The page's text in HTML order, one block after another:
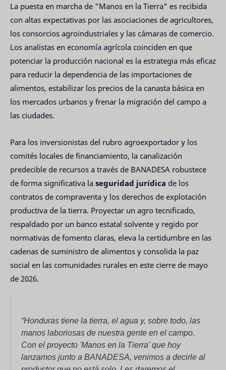
La puesta en marcha de "Manos en la Tierra" es recibida
con altas expectativas por las asociaciones de agricultores,
los consorcios agroindustriales y las cámaras de comercio.
Los analistas en economía agrícola coinciden en que
potenciar la producción nacional es la estrategia más eficaz
para reducir la dependencia de las importaciones de
alimentos, estabilizar los precios de la canasta básica en
los mercados urbanos y frenar la migración del campo a
las ciudades.
Para los inversionistas del rubro agroexportador y los
comités locales de financiamiento, la canalización
predecible de recursos a través de BANADESA robustece
de forma significativa la seguridad jurídica de los
contratos de compraventa y los derechos de explotación
productiva de la tierra. Proyectar un agro tecnificado,
respaldado por un banco estatal solvente y regido por
normativas de fomento claras, eleva la certidumbre en las
cadenas de suministro de alimentos y consolida la paz
social en las comunidades rurales en este cierre de mayo
de 2026.
“Honduras tiene la tierra, el agua y, sobre todo, las
manos laboriosas de nuestra gente en el campo.
Con el proyecto 'Manos en la Tierra' que hoy
lanzamos junto a BANADESA, venimos a decirle al